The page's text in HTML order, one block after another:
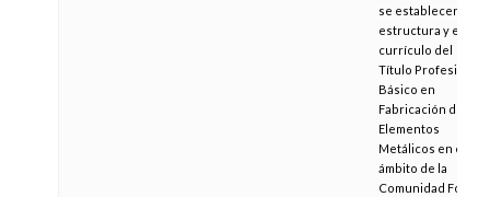
se establecen la
estructura y el
currículo del
Título Profesional
Básico en
Fabricación de
Elementos
Metálicos en el
ámbito de la
Comunidad Foral